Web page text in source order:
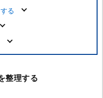
る
整理する